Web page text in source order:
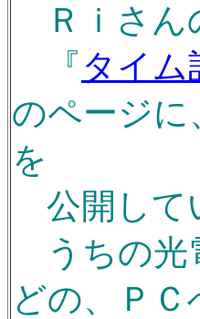
Ｒｉさん
『タイム
のページ
を
公開して
うちの光
どの、Ｐ